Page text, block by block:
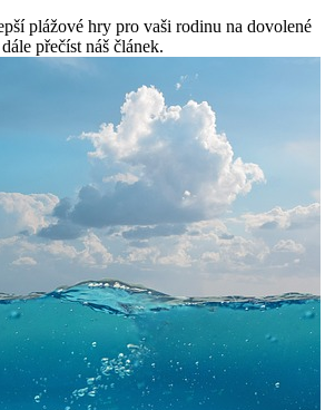
plážové hry pro vaši‌ rodinu na ‌dovolené
přečíst náš článek.